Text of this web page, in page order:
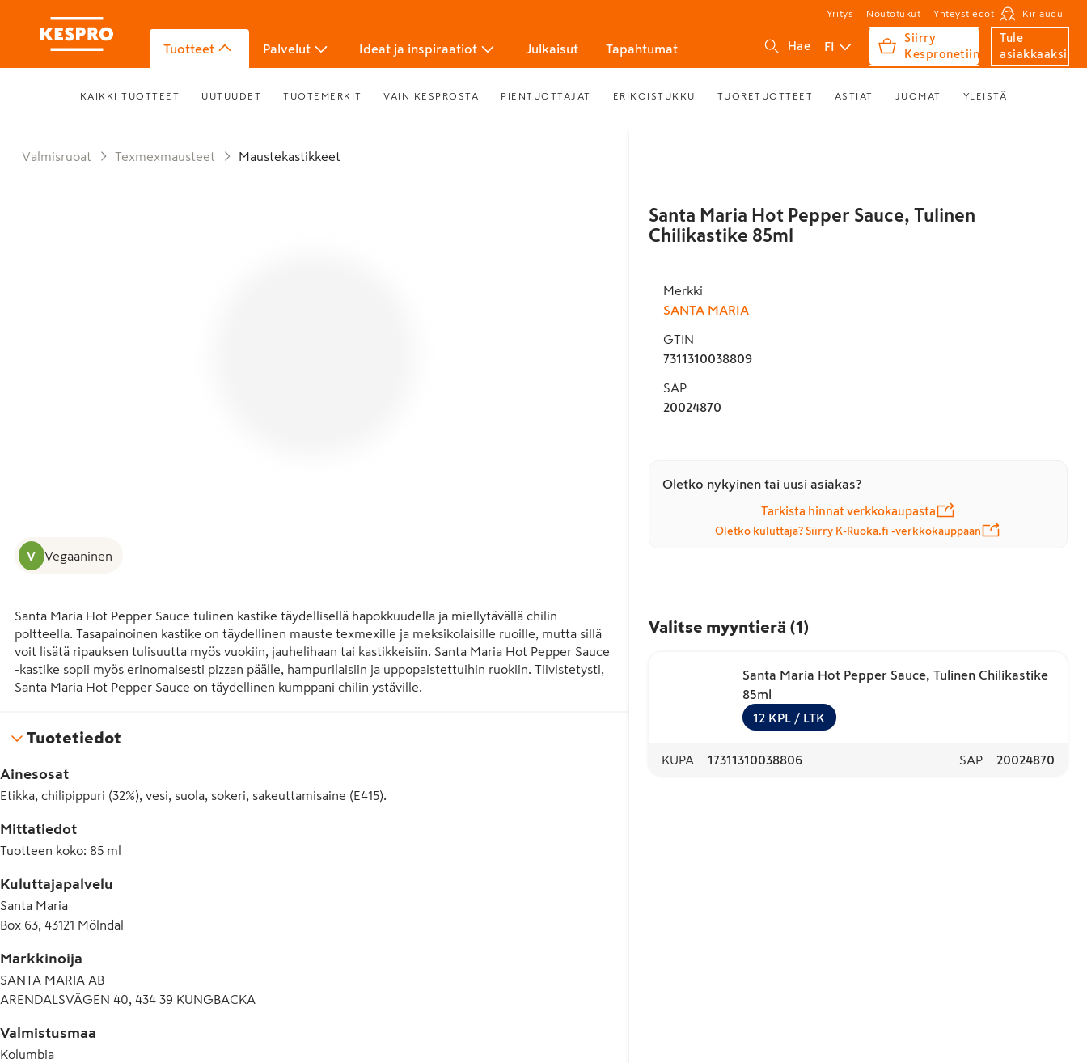
Yritys Noutotukut Yhteystiedot Kirjaudu
Tuotteet Palvelut Ideat ja inspiraatiot Julkaisut Tapahtumat Hae FI
Siirry
Kespronetiin
Tule
asiakkaaksi
KAIKKI TUOTTEET UUTUUDET TUOTEMERKIT VAIN KESPROSTA PIENTUOTTAJAT ERIKOISTUKKU TUORETUOTTEET ASTIAT JUOMAT YLEISTÄ
Valmisruoat Texmexmausteet Maustekastikkeet
V Vegaaninen
Santa Maria Hot Pepper Sauce tulinen kastike täydellisellä hapokkuudella ja miellytävällä chilin
poltteella. Tasapainoinen kastike on täydellinen mauste texmexille ja meksikolaisille ruoille, mutta sillä
voit lisätä ripauksen tulisuutta myös vuokiin, jauhelihaan tai kastikkeisiin. Santa Maria Hot Pepper Sauce
-kastike sopii myös erinomaisesti pizzan päälle, hampurilaisiin ja uppopaistettuihin ruokiin. Tiivistetysti,
Santa Maria Hot Pepper Sauce on täydellinen kumppani chilin ystäville.
Tuotetiedot
Ainesosat
Etikka, chilipippuri (32%), vesi, suola, sokeri, sakeuttamisaine (E415).
Mittatiedot
Tuotteen koko: 85 ml
Kuluttajapalvelu
Santa Maria
Box 63, 43121 Mölndal
Markkinoija
SANTA MARIA AB
ARENDALSVÄGEN 40, 434 39 KUNGBACKA
Valmistusmaa
Kolumbia
Santa Maria Hot Pepper Sauce, Tulinen
Chilikastike 85ml
Merkki
SANTA MARIA
GTIN
7311310038809
SAP
20024870
Oletko nykyinen tai uusi asiakas?
Tarkista hinnat verkkokaupasta
Oletko kuluttaja? Siirry K-Ruoka.fi -verkkokauppaan
Valitse myyntierä (1 )
Santa Maria Hot Pepper Sauce, Tulinen Chilikastike
85ml
12 KPL / LTK
KUPA 17311310038806 SAP 20024870